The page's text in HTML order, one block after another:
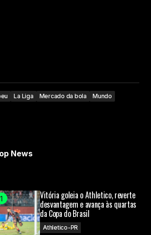
La Liga Mercado da bola
Mundo
News
Vitória goleia o Athletico, reverte
desvantagem e avança às quartas
da Copa do Brasil
Athletico-PR